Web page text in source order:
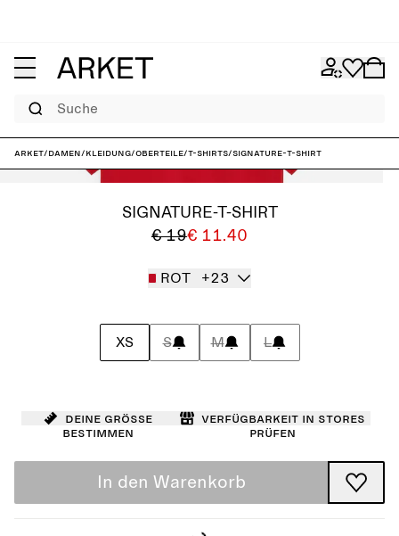
Suche
ARKET/Damen/Kleidung/Oberteile/T-Shirts/Signature-T-Shirt
SIGNATURE-T-SHIRT
€ 19€ 11.40
ROT +23
XS S M L
Deine Größe
bestimmen
Verfügbarkeit in Stores
prüfen
In den Warenkorb